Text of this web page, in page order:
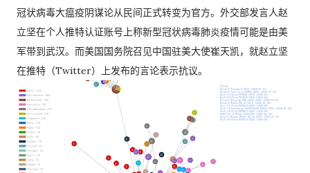
冠状病毒大瘟疫阴谋论从民间正式转变为官方。外交部发言人赵
立坚在个人推特认证账号上称新型冠状病毒肺炎疫情可能是由美
军带到武汉。而美国国务院召见中国驻美大使崔天凯，就赵立坚
在推特（Twitter）上发布的言论表示抗议。